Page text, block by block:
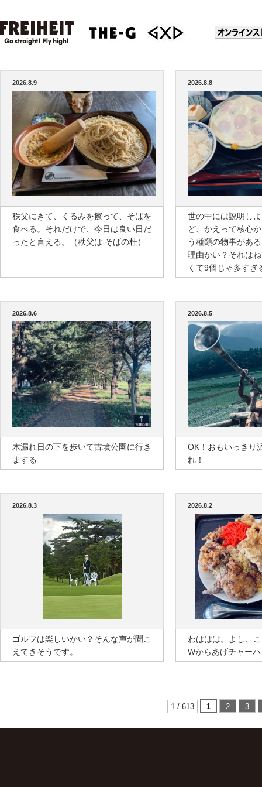
2026.8.9
秩父にきて、くるみを擦って、そばを
食べる。それだけで、今日は良い日だ
ったと言える。（秩父は そばの杜）
2026.8.8
世の中には説明し
ど、かえって核心
う種類の物事があ
理由かい？それは
くて9個じゃ多すぎ
2026.8.6
木漏れ日の下を歩いて古墳公園に行き
まする
2026.8.5
OK！おもいっきり
れ！
2026.8.3
ゴルフは楽しいかい？そんな声が聞こ
えてきそうです。
2026.8.2
わははは。よし、
Wからあげチャー
1 / 613 1 2 3